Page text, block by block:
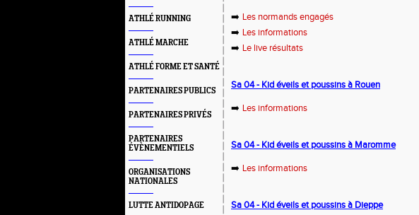
ATHLÉ RUNNING
ATHLÉ MARCHE
ATHLÉ FORME ET SANTÉ
PARTENAIRES PUBLICS
PARTENAIRES PRIVÉS
PARTENAIRES
ÉVÈNEMENTIELS
ORGANISATIONS
NATIONALES
LUTTE ANTIDOPAGE
➡️ Les normands engagés
➡️ Les informations
➡️ Le live résultats
Sa 04 - Kid éveils et poussins à Rouen
➡️ Les informations
Sa 04 - Kid éveils et poussins à Maromme
➡️ Les informations
Sa 04 - Kid éveils et poussins à Dieppe